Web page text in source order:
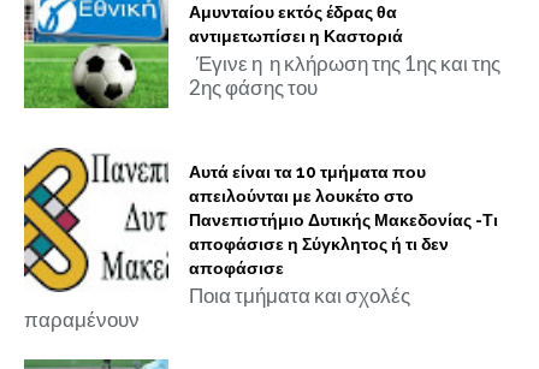
Αμυνταίου εκτός έδρας θα
αντιμετωπίσει η Καστοριά
Έγινε η η κλήρωση της 1ης και της
2ης φάσης του
Αυτά είναι τα 10 τμήματα που
απειλούνται με λουκέτο στο
Πανεπιστήμιο Δυτικής Μακεδονίας -Τι
αποφάσισε η Σύγκλητος ή τι δεν
αποφάσισε
Ποια τμήματα και σχολές
παραμένουν